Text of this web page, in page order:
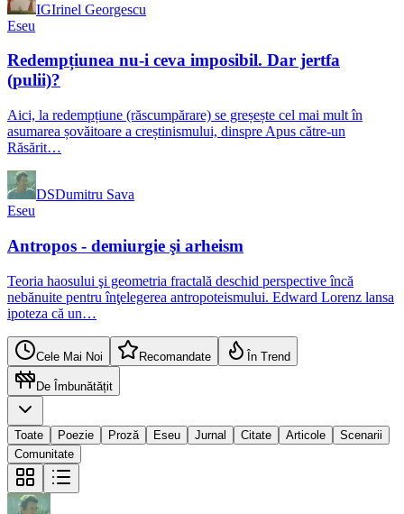
IGIrinel Georgescu
Eseu
Redempțiunea nu-i ceva imposibil. Dar jertfa
(pulii)?
Aici, la redempțiune (răscumpărare) se greșește cel mai mult în
asumarea șovăitoare a creștinismului, dinspre Apus către-un
Răsărit…
DSDumitru Sava
Eseu
Antropos - demiurgie şi arheism
Teoria haosului şi geometria fractală deschid perspective încă
nebănuite pentru înţelegerea antropoteismului. Edward Lorenz lansa
ipoteza că un…
Cele Mai Noi Recomandate În Trend
De Îmbunătățit
Toate Poezie Proză Eseu Jurnal Citate Articole
Scenarii
Comunitate